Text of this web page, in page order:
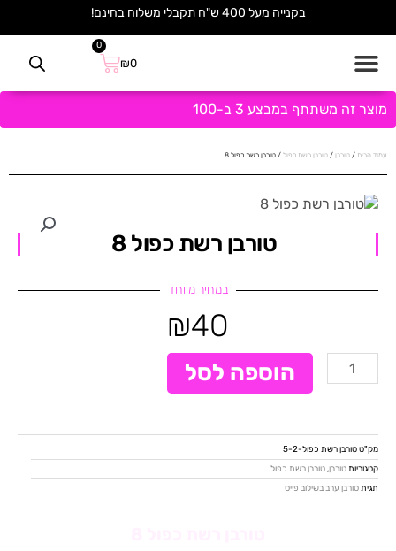
בקנייה מעל 400 ש"ח תקבלי משלוח בחינם!
₪0
0
עגלת
מוצר זה משתתף במבצע 3 ב-100
עמוד הבית / טורבן / טורבן רשת כפול / טורבן רשת כפול 8
טורבן רשת כפול 8
במחיר מיוחד
₪40
כמות
של
כפול
8
הוספה לסל
מק"טטורבן רשת כפול-5-2
קטגוריותטורבן,טורבן רשת כפול
תגיתטורבן ערב בשילוב פייט